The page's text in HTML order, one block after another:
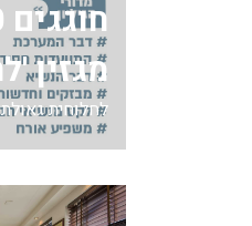
מגזין
לחלוחית